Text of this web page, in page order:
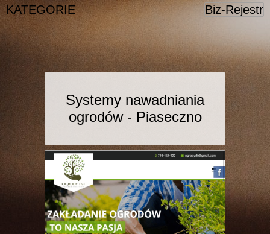
KATEGORIE Biz-Rejestr
Systemy nawadniania
ogrodów - Piaseczno